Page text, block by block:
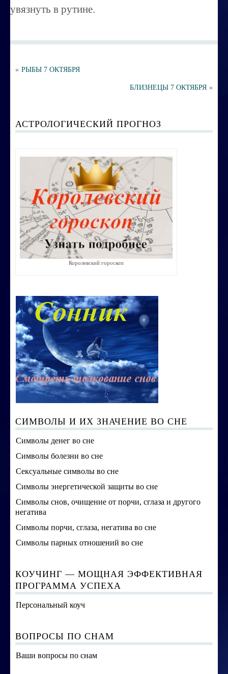
Психоэнергетическая гимнастика
Вибрационные коды на здоровье
Экспресс-курс по Су-джок терапии
Воспитание ребенка без угроз и насилия
Строим счастливую семью
СТОИМОСТЬ УСЛУГ
ОБО МНЕ
КОНТАКТЫ
увязнуть в рутине.
« РЫБЫ 7 ОКТЯБРЯ
БЛИЗНЕЦЫ 7 ОКТЯБРЯ »
АСТРОЛОГИЧЕСКИЙ ПРОГНОЗ
Королевский гороскоп
СИМВОЛЫ И ИХ ЗНАЧЕНИЕ ВО СНЕ
Символы денег во сне
Символы болезни во сне
Сексуальные символы во сне
Символы энергетической защиты во сне
Символы снов, очищение от порчи, сглаза и другого
негатива
Символы порчи, сглаза, негатива во сне
Символы парных отношений во сне
КОУЧИНГ — МОЩНАЯ ЭФФЕКТИВНАЯ
ПРОГРАММА УСПЕХА
Персональный коуч
ВОПРОСЫ ПО СНАМ
Ваши вопросы по снам